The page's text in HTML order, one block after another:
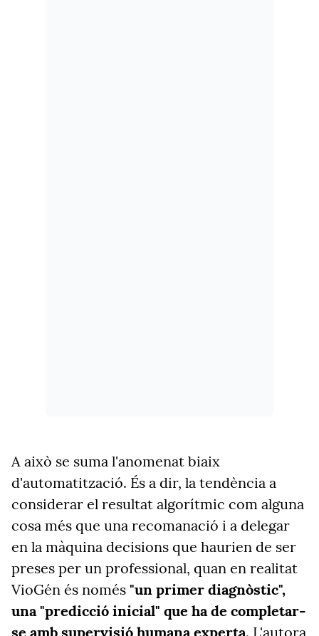
A això se suma l'anomenat biaix
d'automatització. És a dir, la tendència a
considerar el resultat algorítmic com alguna
cosa més que una recomanació i a delegar
en la màquina decisions que haurien de ser
preses per un professional, quan en realitat
VioGén és només "un primer diagnòstic",
una "predicció inicial" que ha de completar-
se amb supervisió humana experta. L'autora